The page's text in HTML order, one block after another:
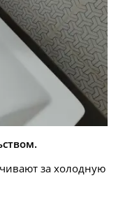
за холодную